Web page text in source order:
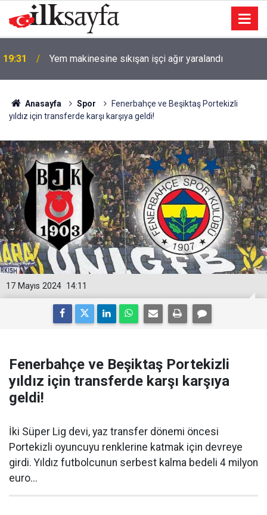
19:30
Hradec Kralove Beşiktaş maçı canlı nasıl izlenir?
Anasayfa Spor
Fenerbahçe ve Beşiktaş Portekizli
yıldız için transferde karşı karşıya geldi!
14:11
17 Mayıs 2024
Fenerbahçe ve Beşiktaş Portekizli
yıldız için transferde karşı karşıya
geldi!
İki Süper Lig devi, yaz transfer dönemi öncesi
Portekizli oyuncuyu renklerine katmak için devreye
girdi. Yıldız futbolcunun serbest kalma bedeli 4 milyon
euro...